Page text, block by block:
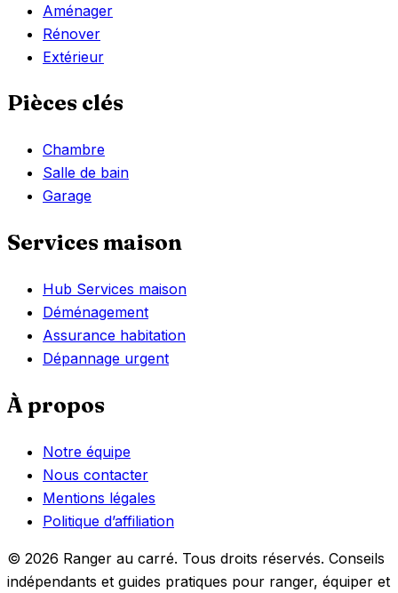
Aménager
Rénover
Extérieur
Pièces clés
Chambre
Salle de bain
Garage
Services maison
Hub Services maison
Déménagement
Assurance habitation
Dépannage urgent
À propos
Notre équipe
Nous contacter
Mentions légales
Politique d’affiliation
© 2026 Ranger au carré. Tous droits réservés. Conseils
indépendants et guides pratiques pour ranger, équiper et